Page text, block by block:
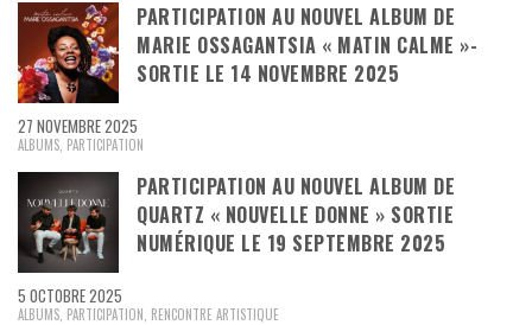
PARTICIPATION AU NOUVEL ALBUM DE
MARIE OSSAGANTSIA « MATIN CALME »-
SORTIE LE 14 NOVEMBRE 2025
27 NOVEMBRE 2025
ALBUMS PARTICIPATION
PARTICIPATION AU NOUVEL ALBUM DE
QUARTZ « NOUVELLE DONNE » SORTIE
NUMÉRIQUE LE 19 SEPTEMBRE 2025
5 OCTOBRE 2025
ALBUMS PARTICIPATION RENCONTRE ARTISTIQUE